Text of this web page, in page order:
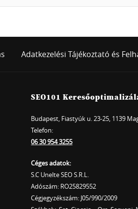
Adatkezelési Tájékoztató és
SEO101
Budapest, Fiastyúk u. 23-25, 1139
Telefon:
06 30 954 3255
Céges adatok:
S.C Unelte SEO S.R.L.
Adószám: RO25829552
Cégjegyzékszám: J05/990/2009